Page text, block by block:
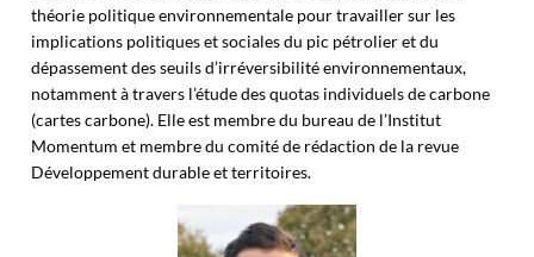
théorie politique environnementale pour travailler sur les
implications politiques et sociales du pic pétrolier et du
dépassement des seuils d’irréversibilité environnementaux,
notamment à travers l’étude des quotas individuels de carbone
(cartes carbone). Elle est membre du bureau de l’Institut
Momentum et membre du comité de rédaction de la revue
Développement durable et territoires.